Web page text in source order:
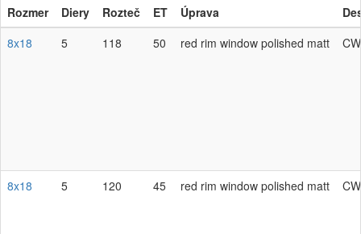
Rozmer Diery Rozteč ET Úprava
8x18
5 118 50 red rim window polished matt
8x18 5 120 45 red rim window polished matt